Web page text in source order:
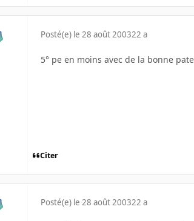
Posté(e) le 28 août 200322 a
5° pe en moins avec de la bonne
Citer
Posté(e) le 28 août 200322 a